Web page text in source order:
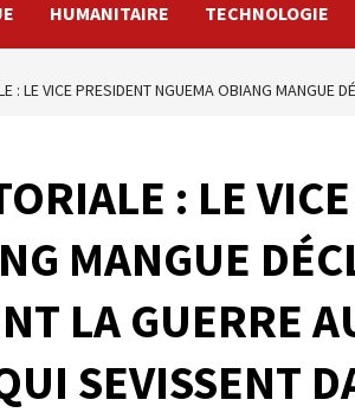
HUMANITAIRE TECHNOLOGIE
: LE VICE PRESIDENT NGUEMA OBIANG MANGUE
: LE
MANGUE
LA GUERRE
SEVISSENT